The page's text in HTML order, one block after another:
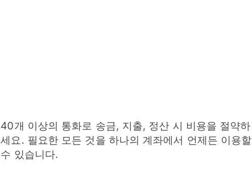
40개 이상의 통화로 송금, 지출, 정산 시 비용을 절약하
세요. 필요한 모든 것을 하나의 계좌에서 언제든 이용할
수 있습니다.